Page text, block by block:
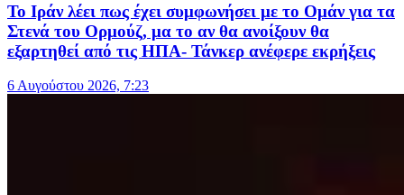
Το Ιράν λέει πως έχει συμφωνήσει με το Ομάν για τα
Στενά του Ορμούζ, μα το αν θα ανοίξουν θα
εξαρτηθεί από τις ΗΠΑ- Τάνκερ ανέφερε εκρήξεις
6 Αυγούστου 2026, 7:23